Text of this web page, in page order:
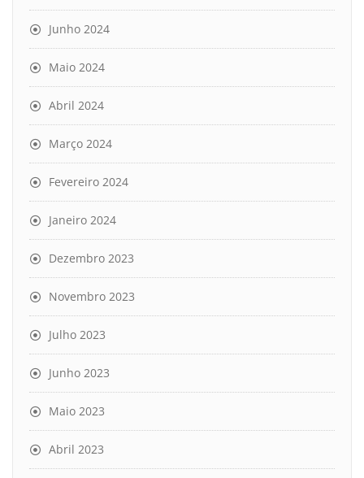
Junho 2024
Maio 2024
Abril 2024
Março 2024
Fevereiro 2024
Janeiro 2024
Dezembro 2023
Novembro 2023
Julho 2023
Junho 2023
Maio 2023
Abril 2023